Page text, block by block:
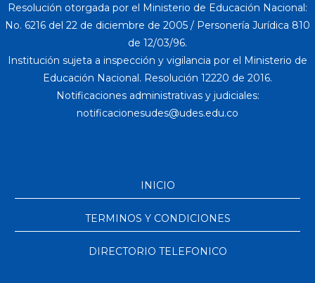
Resolución otorgada por el Ministerio de Educación Nacional:
No. 6216 del 22 de diciembre de 2005 / Personería Jurídica 810
de 12/03/96.
Institución sujeta a inspección y vigilancia por el Ministerio de
Educación Nacional. Resolución 12220 de 2016.
Notificaciones administrativas y judiciales:
INICIO
TERMINOS Y CONDICIONES
DIRECTORIO TELEFONICO